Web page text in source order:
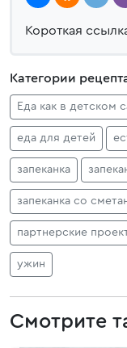
Короткая
Категории
Еда как в детском
еда для детей
запеканка
запеканка со
партнерские
ужин
Смотрите